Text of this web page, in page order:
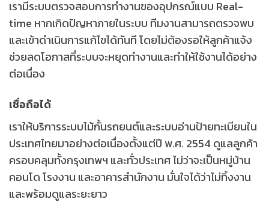
เรามีระบบตรวจสอบการทำงานของอุปกรณ์แบบ Real-
time หากเกิดปัญหาภายในระบบ ทีมงานสามารถตรวจพบ
และเข้าดำเนินการแก้ไขได้ทันที โดยไม่ต้องรอให้ลูกค้าแจ้ง
ช่วยลดโอกาสที่ระบบจะหยุดทำงานและทำให้ใช้งานได้อย่าง
ต่อเนื่อง
เชื่อถือได้
เราให้บริการระบบไม้กั้นรถยนต์และระบบอ่านป้ายทะเบียนใน
ประเทศไทยมาอย่างต่อเนื่องตั้งแต่ปี พ.ศ. 2554 ดูแลลูกค้า
ครอบคลุมทั้งกรุงเทพฯ และทั่วประเทศ ไม่ว่าจะเป็นหมู่บ้าน
คอนโด โรงงาน และอาคารสำนักงาน มั่นใจได้ว่าไม่ทิ้งงาน
และพร้อมดูแลระยะยาว